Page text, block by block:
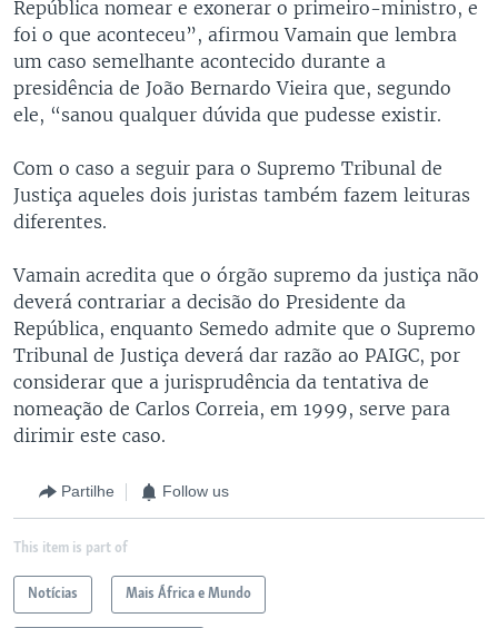
República nomear e exonerar o primeiro-ministro, e
foi o que aconteceu”, afirmou Vamain que lembra
um caso semelhante acontecido durante a
presidência de João Bernardo Vieira que, segundo
ele, “sanou qualquer dúvida que pudesse existir.
Com o caso a seguir para o Supremo Tribunal de
Justiça aqueles dois juristas também fazem leituras
diferentes.
Vamain acredita que o órgão supremo da justiça não
deverá contrariar a decisão do Presidente da
República, enquanto Semedo admite que o Supremo
Tribunal de Justiça deverá dar razão ao PAIGC, por
considerar que a jurisprudência da tentativa de
nomeação de Carlos Correia, em 1999, serve para
dirimir este caso.
Partilhe Follow us
This item is part of
Notícias Mais África e Mundo